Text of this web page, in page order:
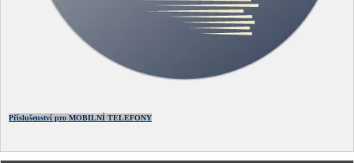
Příslušenství pro MOBILNÍ TELEFONY